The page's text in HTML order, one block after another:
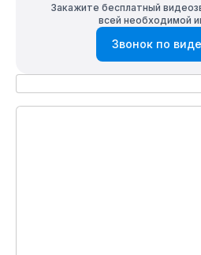
Закажите бесплатный
всей необходимой
Звонок по